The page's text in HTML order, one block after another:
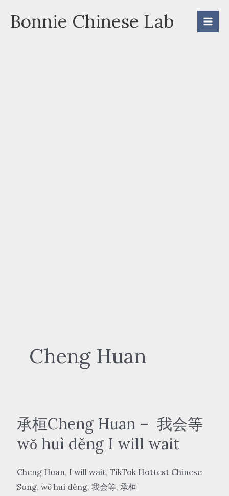
Bonnie Chinese Lab
Cheng Huan
承桓Cheng Huan – 我会等
wǒ huì děng I will wait
Cheng Huan, I will wait, TikTok Hottest Chinese
Song, wǒ huì děng, 我会等, 承桓